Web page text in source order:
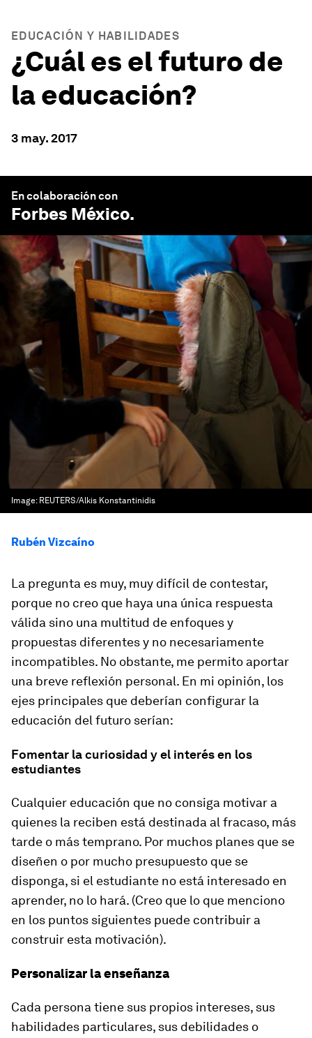
EDUCACIÓN Y HABILIDADES
¿Cuál es el futuro de
la educación?
3 may. 2017
En colaboración con
Forbes México.
Image: REUTERS/Alkis Konstantinidis
Rubén Vizcaíno
La pregunta es muy, muy difícil de contestar,
porque no creo que haya una única respuesta
válida sino una multitud de enfoques y
propuestas diferentes y no necesariamente
incompatibles. No obstante, me permito aportar
una breve reflexión personal. En mi opinión, los
ejes principales que deberían configurar la
educación del futuro serían:
Fomentar la curiosidad y el interés en los
estudiantes
Cualquier educación que no consiga motivar a
quienes la reciben está destinada al fracaso, más
tarde o más temprano. Por muchos planes que se
diseñen o por mucho presupuesto que se
disponga, si el estudiante no está interesado en
aprender, no lo hará. (Creo que lo que menciono
en los puntos siguientes puede contribuir a
construir esta motivación).
Personalizar la enseñanza
Cada persona tiene sus propios intereses, sus
habilidades particulares, sus debilidades o